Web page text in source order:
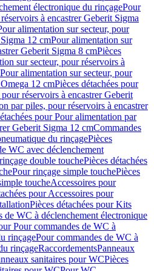
électronique du rinçagePour
à encastrer Geberit Sigma
alimentation sur secteur, pour
12 cmPour alimentation sur
Geberit Sigma 8 cmPièces
sur secteur, pour réservoirs à
Pour alimentation sur secteur, pour
12 cmPièces détachées pour
réservoirs à encastrer Geberit
par piles, pour réservoirs à encastrer
pour Pour alimentation par
Geberit Sigma 12 cmCommandes
du rinçagePièces
WC avec déclenchement
double touchePièces détachées
Pour rinçage simple touchePièces
toucheAccessoires pour
pour Accessoires pour
Pièces détachées pour Kits
de WC à déclenchement électronique
Pour commandes de WC à
rinçagePour commandes de WC à
rinçageRaccordementsPanneaux
sanitaires pour WCPièces